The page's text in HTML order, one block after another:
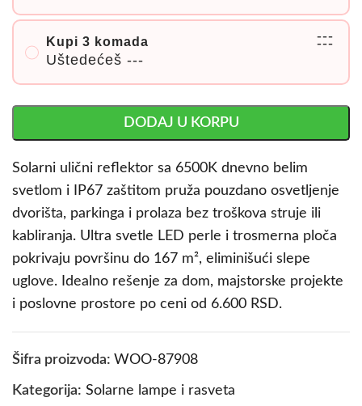
Kupi 3 komada
Uštedećeš ---
---
---
DODAJ U KORPU
Solarni ulični reflektor sa 6500K dnevno belim
svetlom i IP67 zaštitom pruža pouzdano osvetljenje
dvorišta, parkinga i prolaza bez troškova struje ili
kabliranja. Ultra svetle LED perle i trosmerna ploča
pokrivaju površinu do 167 m², eliminišući slepe
uglove. Idealno rešenje za dom, majstorske projekte
i poslovne prostore po ceni od 6.600 RSD.
Šifra proizvoda: WOO-87908
Kategorija: Solarne lampe i rasveta